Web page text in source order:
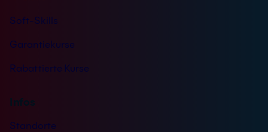
Soft-Skills
Garantiekurse
Rabattierte Kurse
Infos
Standorte